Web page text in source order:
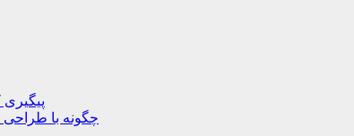
پیگیری
چگونه با